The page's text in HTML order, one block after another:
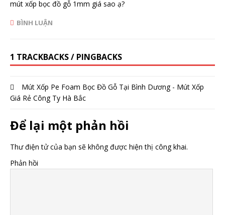
mút xốp bọc đồ gỗ 1mm giá sao ạ?
BÌNH LUẬN
1 TRACKBACKS / PINGBACKS
Mút Xốp Pe Foam Bọc Đồ Gỗ Tại Bình Dương - Mút Xốp
Giá Rẻ Công Ty Hà Bắc
Để lại một phản hồi
Thư điện tử của bạn sẽ không được hiện thị công khai.
Phản hồi